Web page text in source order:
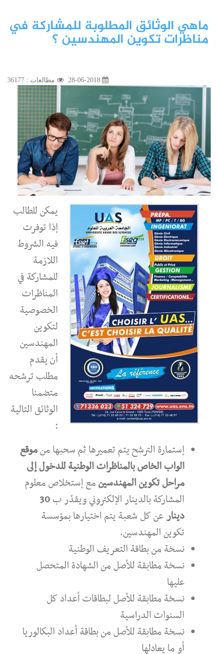
ماهي الوثائق المطلوبة للمشاركة في
مناظرات تكوين المهندسين ؟
مطالعات : 36177
يمكن للطالب
إذا توفرت
فيه الشروط
اللازمة
للمشاركة في
المناظرات
الخصوصية
لتكوين
المهندسين
أن يقدم
مطلب ترشحه
متضمنا
الوثائق التالية
:
إستمارة الترشح يتم تعميرها ثم سحبها منموقع
الواب الخاص بالمناظرات الوطنية للدخول إلى
مراحل تكوين المهندسينمع إستخلاص معلوم
المشاركة بالدينار الإلكتروني ويقدّر ب30
دينارعن كل شعبة يتم اختيارها بمؤسسة
تكوين المهندسين.
نسخة من بطاقة التعريف الوطنية
نسخة مطابقة للأصل من الشهادة المتحصل
عليها
نسخة مطابقة للأصل لبطاقات أعداد كل
السنوات الدراسية
نسخة مطابقة للأصل من بطاقة أعداد البكالوريا
أو ما يعادلها